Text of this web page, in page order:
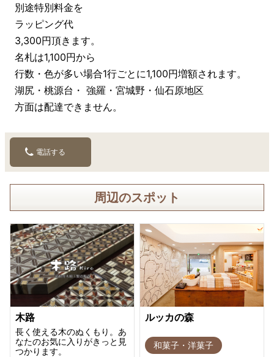
別途特別料金を
ラッピング代
3,300円頂きます。
名札は1,100円から
行数・色が多い場合1行ごとに1,100円増額されます。
湖尻・桃源台・ 強羅・宮城野・仙石原地区
方面は配達できません。
電話する
周辺のスポット
木路
長く使える木のぬくもり。あ
なたのお気に入りがきっと見
つかります。
ルッカの森
和菓子・洋菓子